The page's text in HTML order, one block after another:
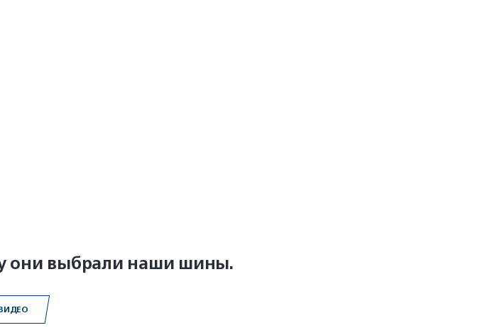
они выбрали наши шины.